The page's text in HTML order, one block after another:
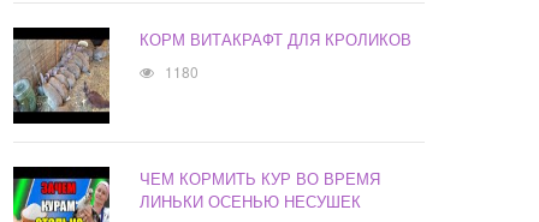
КОРМ ВИТАКРАФТ ДЛЯ КРОЛИКОВ
1180
ЧЕМ КОРМИТЬ КУР ВО ВРЕМЯ
ЛИНЬКИ ОСЕНЬЮ НЕСУШЕК